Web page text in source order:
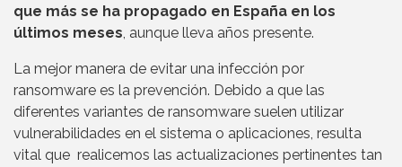
que más se ha propagado en España en los
últimos meses, aunque lleva años presente.
La mejor manera de evitar una infección por
ransomware es la prevención. Debido a que las
diferentes variantes de ransomware suelen utilizar
vulnerabilidades en el sistema o aplicaciones, resulta
vital que realicemos las actualizaciones pertinentes tan